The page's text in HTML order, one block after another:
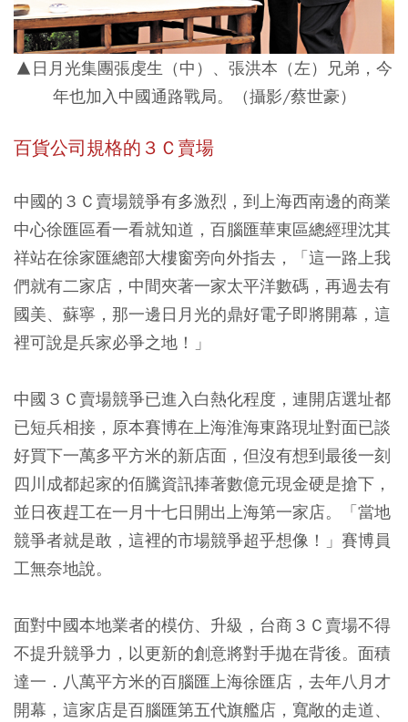
▲日月光集團張虔生（中）、張洪本（左）兄弟，今
年也加入中國通路戰局。（攝影/蔡世豪）
百貨公司規格的３Ｃ賣場
中國的３Ｃ賣場競爭有多激烈，到上海西南邊的商業
中心徐匯區看一看就知道，百腦匯華東區總經理沈其
祥站在徐家匯總部大樓窗旁向外指去，「這一路上我
們就有二家店，中間夾著一家太平洋數碼，再過去有
國美、蘇寧，那一邊日月光的鼎好電子即將開幕，這
裡可說是兵家必爭之地！」
中國３Ｃ賣場競爭已進入白熱化程度，連開店選址都
已短兵相接，原本賽博在上海淮海東路現址對面已談
好買下一萬多平方米的新店面，但沒有想到最後一刻
四川成都起家的佰騰資訊捧著數億元現金硬是搶下，
並日夜趕工在一月十七日開出上海第一家店。「當地
競爭者就是敢，這裡的市場競爭超乎想像！」賽博員
工無奈地說。
面對中國本地業者的模仿、升級，台商３Ｃ賣場不得
不提升競爭力，以更新的創意將對手拋在背後。面積
達一．八萬平方米的百腦匯上海徐匯店，去年八月才
開幕，這家店是百腦匯第五代旗艦店，寬敞的走道、